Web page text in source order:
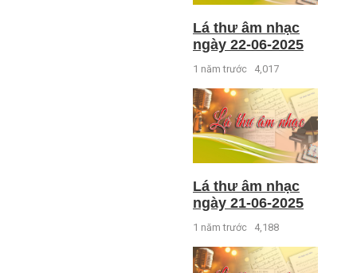
Lá thư âm nhạc
ngày 22-06-2025
1 năm trước 4,017
Lá thư âm nhạc
ngày 21-06-2025
1 năm trước 4,188